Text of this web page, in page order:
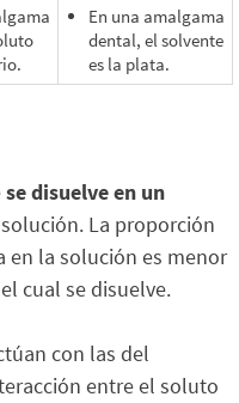
En una amalgama
dental, el solvente
es la plata.
se disuelve en un
La proporción
en la solución es menor
cual se disuelve.
con las del
entre el soluto